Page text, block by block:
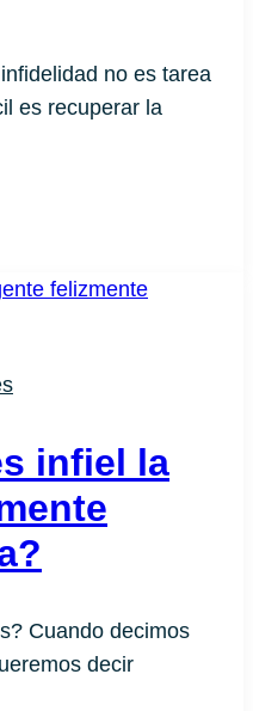
no es tarea
es recuperar la
infiel la
Cuando decimos
decir